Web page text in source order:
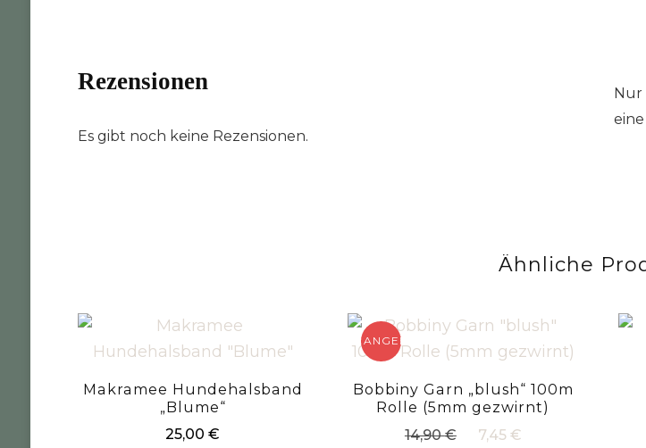
Rezensionen
Es gibt noch keine Rezensionen.
Nur
Ähnliche
Makramee Hundehalsband
„Blume“
25,00€
ANGEBOT!
Bobbiny Garn „blush“ 100m
Rolle (5mm gezwirnt)
14,90€
Ursprünglicher
7,45 €